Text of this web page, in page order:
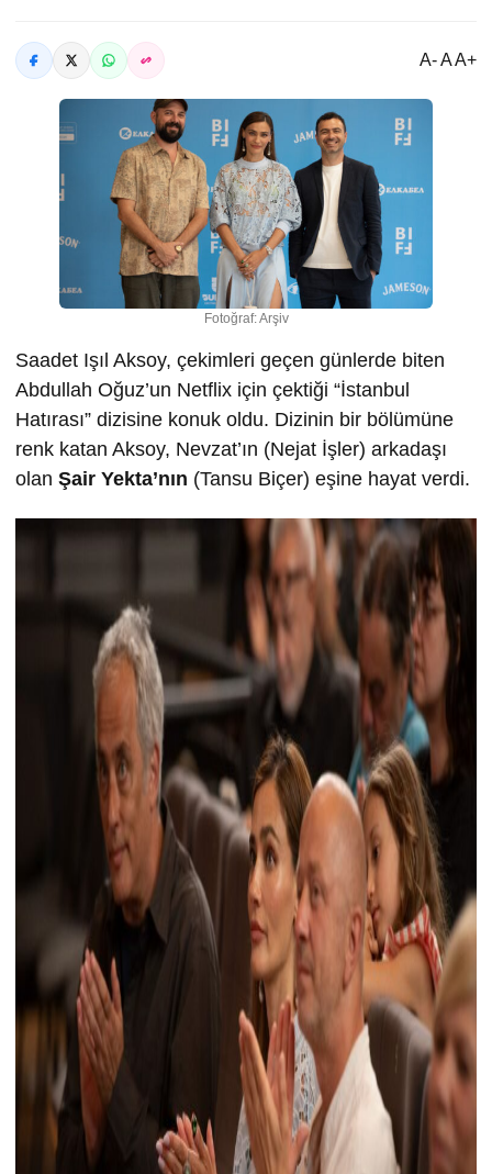
A- A A+
Fotoğraf: Arşiv
Saadet Işıl Aksoy, çekimleri geçen günlerde biten
Abdullah Oğuz’un Netflix için çektiği “İstanbul
Hatırası” dizisine konuk oldu. Dizinin bir bölümüne
renk katan Aksoy, Nevzat’ın (Nejat İşler) arkadaşı
olan Şair Yekta’nın (Tansu Biçer) eşine hayat verdi.